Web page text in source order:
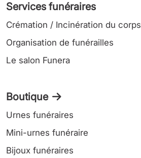
Services funéraires
Crémation / Incinération du corps
Organisation de funérailles
Le salon Funera
Boutique
Urnes funéraires
Mini-urnes funéraire
Bijoux funéraires